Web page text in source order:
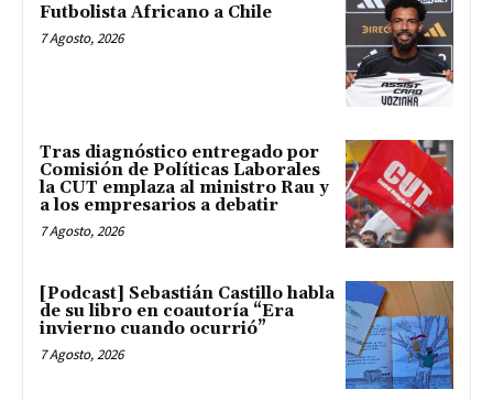
Futbolista Africano a Chile
7 Agosto, 2026
Tras diagnóstico entregado por
Comisión de Políticas Laborales
la CUT emplaza al ministro Rau y
a los empresarios a debatir
7 Agosto, 2026
[Podcast] Sebastián Castillo habla
de su libro en coautoría “Era
invierno cuando ocurrió”
7 Agosto, 2026